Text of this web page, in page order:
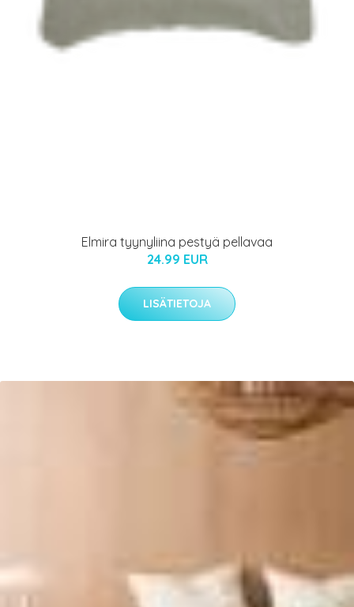
Elmira tyynyliina pestyä pellavaa
24.99 EUR
LISÄTIETOJA